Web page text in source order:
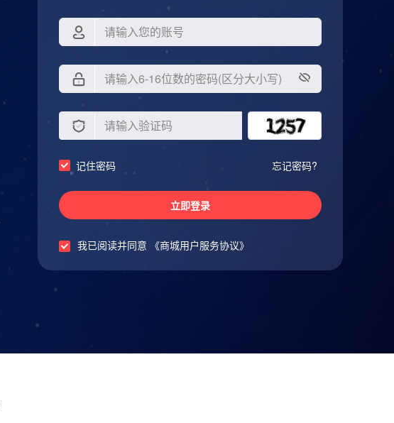
记住密码 忘记密码?
立即登录
我已阅读并同意 《商城用户服务协议》